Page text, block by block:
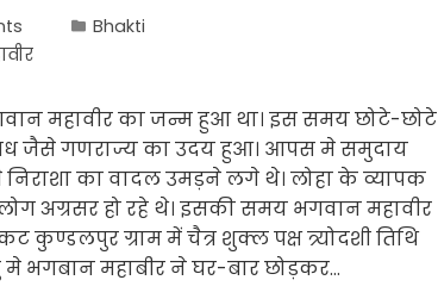
Bhakti
महावीर का जन्म हुआ था। इस समय छोटे-छोटे
जैसे गणराज्य का उदय हुआ। आपस मे समुदाय
का वादल उमड़ने लगे थे। लोहा के व्यापक
अग्रसर हो रहे थे। इसकी समय भगवान महावीर
ग्राम में चैत्र शुक्ल पक्ष त्र्योदशी तिथि
भगबान महाबीर ने घर-बार छोड़कर…